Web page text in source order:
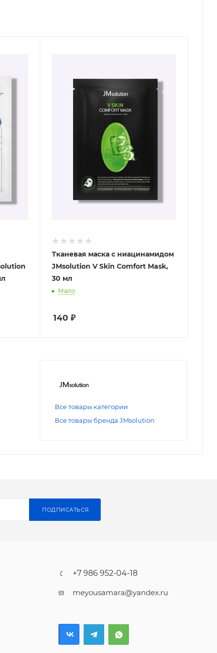
Тканевая маска с ниацинамидом
JMsolution V Skin Comfort Mask,
30 мл
Мало
140 ₽
Все товары категории
Все товары бренда JMsolution
ПОДПИСАТЬСЯ
+7 986 952-04-18
meyousamara@yandex.ru